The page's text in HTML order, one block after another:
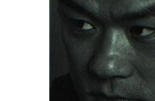
世田谷学園→明治大学
ナオリンピック柔道78kg級金メダル